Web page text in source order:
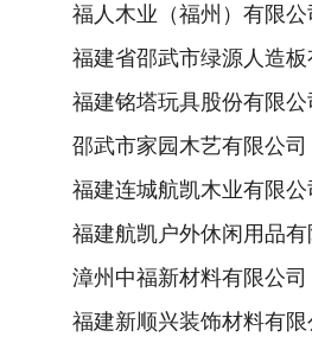
福人木业（福州）有限公
福建省邵武市绿源人造板
福建铭塔玩具股份有限公
邵武市家园木艺有限公司
福建连城航凯木业有限公
福建航凯户外休闲用品有
漳州中福新材料有限公司
福建新顺兴装饰材料有限